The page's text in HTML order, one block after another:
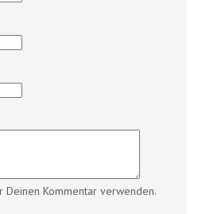
Deinen Kommentar verwenden.